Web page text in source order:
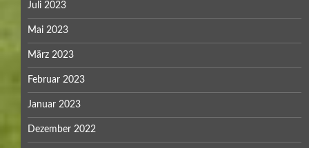
Juli 2023
Mai 2023
März 2023
Februar 2023
Januar 2023
Dezember 2022